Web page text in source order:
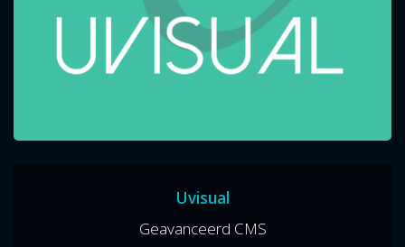
Uvisual
Geavanceerd CMS